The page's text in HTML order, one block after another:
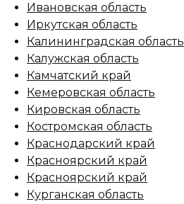
Ивановская область
Иркутская область
Калининградская область
Калужская область
Камчатский край
Кемеровская область
Кировская область
Костромская область
Краснодарский край
Красноярский край
Красноярский край
Курганская область